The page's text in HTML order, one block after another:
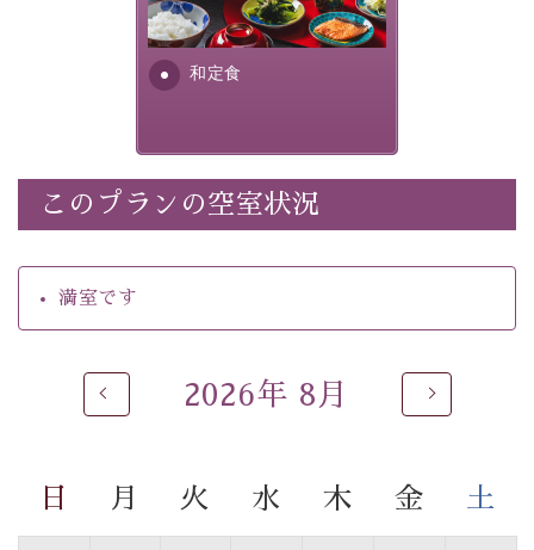
・館内着をご用意
・就寝用パジャマをご用意
・環境に配慮したアメニティをご用意
・チェックイン15時、チェックアウト10時
・朝夕個室料亭で個室食
・夕食は地産地消の創作和会席 美湖膳（二十四節気と
いう昔の暦による料理表現）
・朝食はこだわりの味噌汁をはじめとした和定食
【温泉】
の効果が高い、極めて希有な源泉です。身も心も癒され
るご入浴をお愉しみください。
和定食
ふんだんに取り入れ、安心・
安全を心掛けた長野県産...
このプランの空室状況
満室です
2026年 8月
日 月 火 水 木 金 土